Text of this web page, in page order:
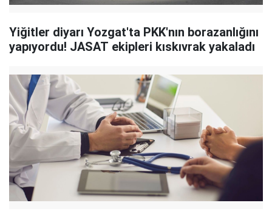
Yiğitler diyarı Yozgat'ta PKK'nın borazanlığını
yapıyordu! JASAT ekipleri kıskıvrak yakaladı